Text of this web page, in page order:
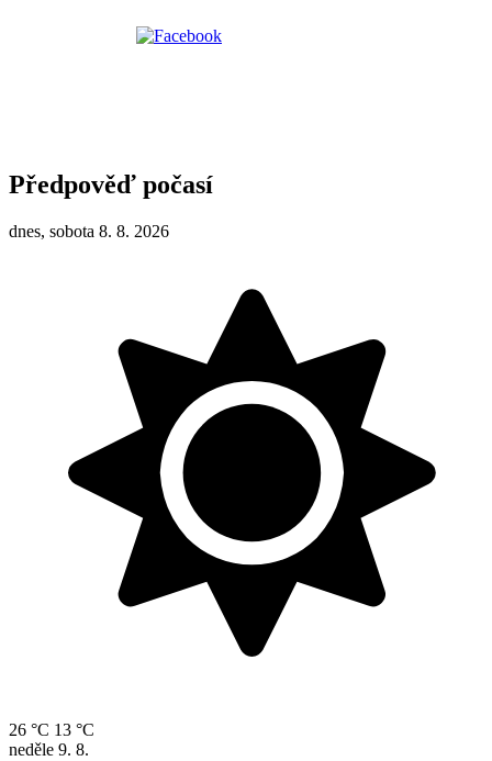
Předpověď počasí
dnes, sobota 8. 8. 2026
26 °C 13 °C
neděle 9. 8.